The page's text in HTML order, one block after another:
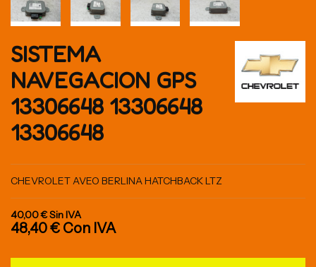
SISTEMA
NAVEGACION GPS
13306648 13306648
13306648
CHEVROLET AVEO BERLINA HATCHBACK LTZ
40,00 €Sin IVA
48,40 € Con IVA